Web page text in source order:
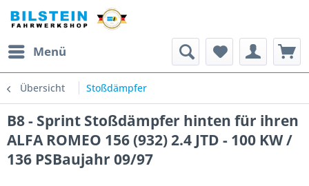
Menü
Übersicht Stoßdämpfer
B8 - Sprint Stoßdämpfer hinten für ihren
ALFA ROMEO 156 (932) 2.4 JTD - 100 KW /
136 PSBaujahr 09/97